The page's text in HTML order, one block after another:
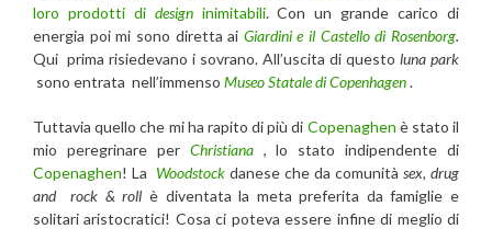
loro prodotti di designinimitabili. Con un grande carico di
energia poi mi sono diretta ai Giardini e il Castello di Rosenborg.
Qui prima risiedevano i sovrano. All’uscita di questo luna park
sono entrata nell’immenso Museo Statale di Copenhagen.
Tuttavia quello che mi ha rapito di più di Copenaghen è stato il
mio peregrinare per Christiana, lo stato indipendente di
Copenaghen! La Woodstock danese che da comunità sex, drug
and rock & roll è diventata la meta preferita da famiglie e
solitari aristocratici! Cosa ci poteva essere infine di meglio di